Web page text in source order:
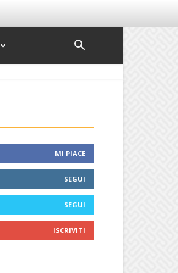
MI PIACE
SEGUI
SEGUI
ISCRIVITI